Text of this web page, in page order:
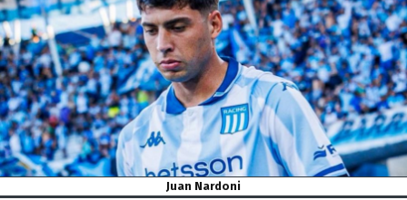
Juan Nardoni